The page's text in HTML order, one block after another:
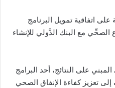
اتفاقية تمويل البرنامج
الصحِّي مع البنك الدَّولي للإنشاء
على النتائج، أحد البرامج
إلى تعزيز كفاءة الإنفاق الصحي